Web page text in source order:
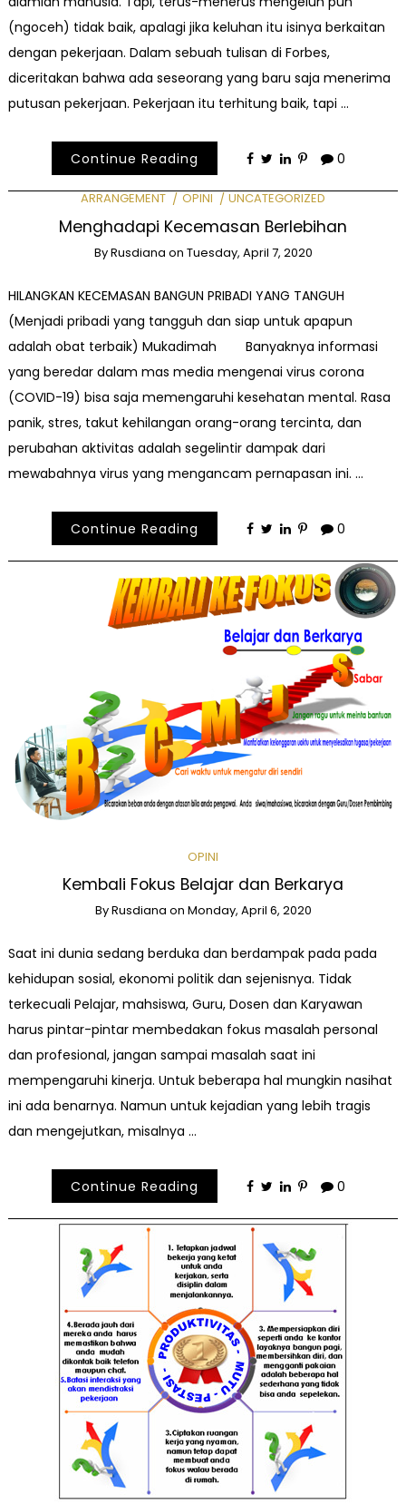
(ngoceh) tidak baik, apalagi jika keluhan itu isinya berkaitan
dengan pekerjaan. Dalam sebuah tulisan di Forbes,
diceritakan bahwa ada seseorang yang baru saja menerima
putusan pekerjaan. Pekerjaan itu terhitung baik, tapi …
Continue Reading 0
ARRANGEMENT OPINI UNCATEGORIZED
Menghadapi Kecemasan Berlebihan
ByRusdiana on Tuesday, April 7, 2020
HILANGKAN KECEMASAN BANGUN PRIBADI YANG TANGUH
(Menjadi pribadi yang tangguh dan siap untuk apapun
adalah obat terbaik) Mukadimah Banyaknya informasi
yang beredar dalam mas media mengenai virus corona
(COVID-19) bisa saja memengaruhi kesehatan mental. Rasa
panik, stres, takut kehilangan orang-orang tercinta, dan
perubahan aktivitas adalah segelintir dampak dari
mewabahnya virus yang mengancam pernapasan ini. …
Continue Reading 0
OPINI
Kembali Fokus Belajar dan Berkarya
ByRusdiana on Monday, April 6, 2020
Saat ini dunia sedang berduka dan berdampak pada pada
kehidupan sosial, ekonomi politik dan sejenisnya. Tidak
terkecuali Pelajar, mahsiswa, Guru, Dosen dan Karyawan
harus pintar-pintar membedakan fokus masalah personal
dan profesional, jangan sampai masalah saat ini
mempengaruhi kinerja. Untuk beberapa hal mungkin nasihat
ini ada benarnya. Namun untuk kejadian yang lebih tragis
dan mengejutkan, misalnya …
Continue Reading 0